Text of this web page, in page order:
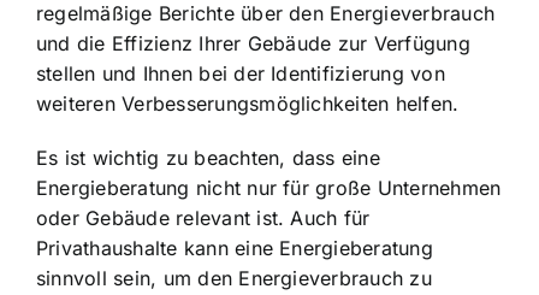
regelmäßige Berichte über den Energieverbrauch
und die Effizienz Ihrer Gebäude zur Verfügung
stellen und Ihnen bei der Identifizierung von
weiteren Verbesserungsmöglichkeiten helfen.
Es ist wichtig zu beachten, dass eine
Energieberatung nicht nur für große Unternehmen
oder Gebäude relevant ist. Auch für
Privathaushalte kann eine Energieberatung
sinnvoll sein, um den Energieverbrauch zu